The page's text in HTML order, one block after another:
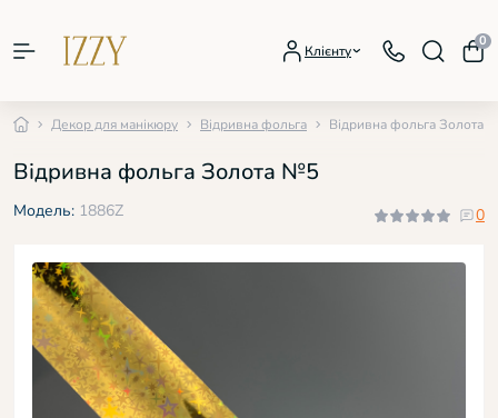
Клієнту
0
Декор для манікюру Відривна фольга Відривна фольга Золота
Відривна фольга Золота №5
Модель: 1886Z 0